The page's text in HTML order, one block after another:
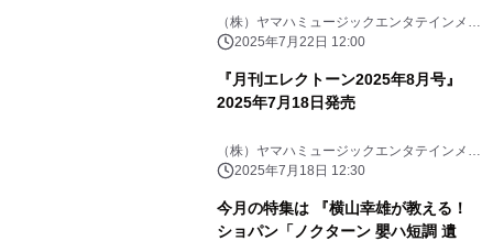
（株）ヤマハミュージックエンタテインメン
トHD2025年7月22日 12:00
『月刊エレクトーン2025年8月号』
2025年7月18日発売
（株）ヤマハミュージックエンタテインメン
トHD2025年7月18日 12:30
今月の特集は 『横山幸雄が教える！
ショパン「ノクターン 嬰ハ短調 遺